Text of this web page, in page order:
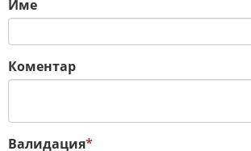
Име
Коментар
Валидация*